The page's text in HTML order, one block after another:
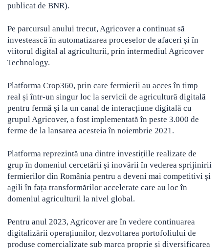
publicat de BNR).
Pe parcursul anului trecut, Agricover a continuat să
investească în automatizarea proceselor de afaceri și în
viitorul digital al agriculturii, prin intermediul Agricover
Technology.
Platforma Crop360, prin care fermierii au acces în timp
real și într-un singur loc la servicii de agricultură digitală
pentru fermă și la un canal de interacțiune digitală cu
grupul Agricover, a fost implementată în peste 3.000 de
ferme de la lansarea acesteia în noiembrie 2021.
Platforma reprezintă una dintre investițiile realizate de
grup în domeniul cercetării și inovării în vederea sprijinirii
fermierilor din România pentru a deveni mai competitivi și
agili în fața transformărilor accelerate care au loc în
domeniul agriculturii la nivel global.
Pentru anul 2023, Agricover are în vedere continuarea
digitalizării operațiunilor, dezvoltarea portofoliului de
produse comercializate sub marca proprie și diversificarea